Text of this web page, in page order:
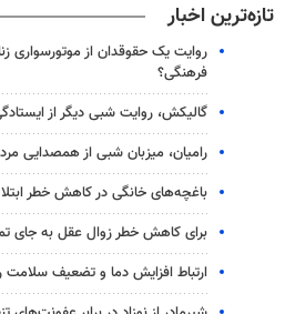
تازه‌ترین اخبار
روایت یک حقوقدان از موتورسواری
فرهنگی؟
گالیکش، روایت شبی دیگر از
رامیان، میزبان شبی از همصدایی
باغچه‌های خانگی در کاهش خطر ابتلا
برای کاهش خطر زوال عقل به جای
ارتباط افزایش دما و تضعیف سلامت